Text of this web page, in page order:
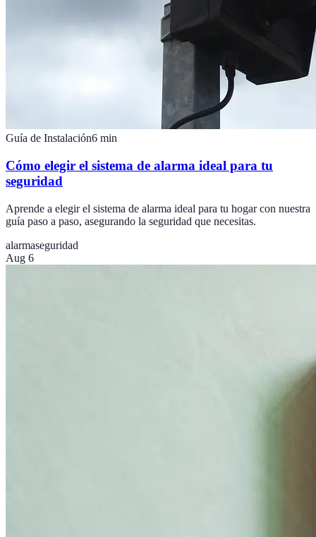
Guía de Instalación6 min
Cómo elegir el sistema de alarma ideal para tu
seguridad
Aprende a elegir el sistema de alarma ideal para tu hogar con nuestra
guía paso a paso, asegurando la seguridad que necesitas.
alarmaseguridad
Aug 6